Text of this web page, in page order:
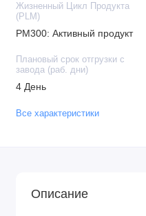
Жизненный Цикл Продукта
(PLM)
PM300: Активный продукт
Плановый срок отгрузки с
завода (раб. дни)
4 День
Все характеристики
Описание